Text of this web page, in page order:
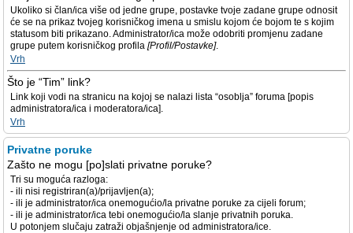
Ukoliko si član/ica više od jedne grupe, postavke tvoje zadane grupe odnosit
će se na prikaz tvojeg korisničkog imena u smislu kojom će bojom te s kojim
statusom biti prikazano. Administrator/ica može odobriti promjenu zadane
grupe putem korisničkog profila [Profil/Postavke].
Vrh
Što je “Tim” link?
Link koji vodi na stranicu na kojoj se nalazi lista “osoblja” foruma [popis
administratora/ica i moderatora/ica].
Vrh
Privatne poruke
Zašto ne mogu [po]slati privatne poruke?
Tri su moguća razloga:
- ili nisi registriran(a)/prijavljen(a);
- ili je administrator/ica onemogućio/la privatne poruke za cijeli forum;
- ili je administrator/ica tebi onemogućio/la slanje privatnih poruka.
U potonjem slučaju zatraži objašnjenje od administratora/ice.